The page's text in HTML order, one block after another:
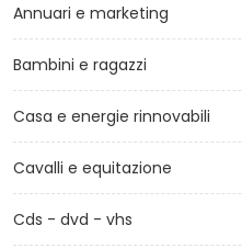
Annuari e marketing
Bambini e ragazzi
Casa e energie rinnovabili
Cavalli e equitazione
Cds - dvd - vhs